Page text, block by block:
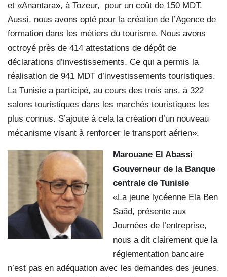
et «Anantara», à Tozeur, pour un coût de 150 MDT.
Aussi, nous avons opté pour la création de l’Agence de
formation dans les métiers du tourisme. Nous avons
octroyé près de 414 attestations de dépôt de
déclarations d’investissements. Ce qui a permis la
réalisation de 941 MDT d’investissements touristiques.
La Tunisie a participé, au cours des trois ans, à 322
salons touristiques dans les marchés touristiques les
plus connus. S’ajoute à cela la création d’un nouveau
mécanisme visant à renforcer le transport aérien».
Marouane El Abassi
Gouverneur de la Banque
centrale de Tunisie
«La jeune lycéenne Ela Ben
Saâd, présente aux
Journées de l’entreprise,
nous a dit clairement que la
réglementation bancaire
n’est pas en adéquation avec les demandes des jeunes.